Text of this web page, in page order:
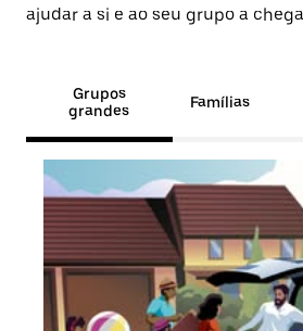
ajudar a si e ao seu grupo a
Grupos
grandes
Famílias